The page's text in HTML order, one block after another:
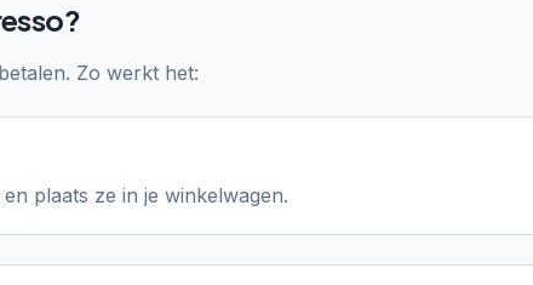
Zo werkt het:
plaats ze in je winkelwagen.